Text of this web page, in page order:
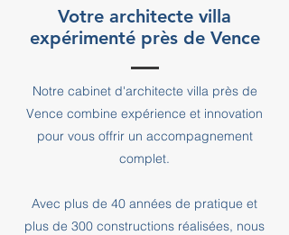
Votre architecte villa
expérimenté près de Vence
Notre cabinet d'architecte villa près de
Vence combine expérience et innovation
pour vous offrir un accompagnement
complet.
Avec plus de 40 années de pratique et
plus de 300 constructions réalisées, nous